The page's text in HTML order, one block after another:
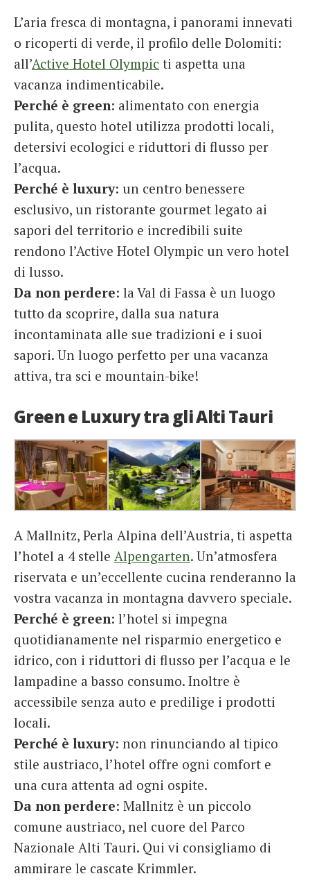
L’aria fresca di montagna, i panorami innevati
o ricoperti di verde, il profilo delle Dolomiti:
all’Active Hotel Olympic ti aspetta una
vacanza indimenticabile.
Perché è green: alimentato con energia
pulita, questo hotel utilizza prodotti locali,
detersivi ecologici e riduttori di flusso per
l’acqua.
Perché è luxury: un centro benessere
esclusivo, un ristorante gourmet legato ai
sapori del territorio e incredibili suite
rendono l’Active Hotel Olympic un vero hotel
di lusso.
Da non perdere: la Val di Fassa è un luogo
tutto da scoprire, dalla sua natura
incontaminata alle sue tradizioni e i suoi
sapori. Un luogo perfetto per una vacanza
attiva, tra sci e mountain-bike!
Green e Luxury tra gli Alti Tauri
A Mallnitz, Perla Alpina dell’Austria, ti aspetta
l’hotel a 4 stelle Alpengarten. Un’atmosfera
riservata e un’eccellente cucina renderanno la
vostra vacanza in montagna davvero speciale.
Perché è green: l’hotel si impegna
quotidianamente nel risparmio energetico e
idrico, con i riduttori di flusso per l’acqua e le
lampadine a basso consumo. Inoltre è
accessibile senza auto e predilige i prodotti
locali.
Perché è luxury: non rinunciando al tipico
stile austriaco, l’hotel offre ogni comfort e
una cura attenta ad ogni ospite.
Da non perdere: Mallnitz è un piccolo
comune austriaco, nel cuore del Parco
Nazionale Alti Tauri. Qui vi consigliamo di
ammirare le cascate Krimmler.